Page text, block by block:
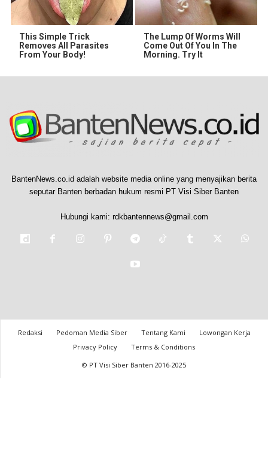
This Simple Trick
Removes All Parasites
From Your Body!
The Lump Of Worms Will
Come Out Of You In The
Morning. Try It
BantenNews.co.id adalah website media online yang menyajikan berita
seputar Banten berbadan hukum resmi PT Visi Siber Banten
Hubungi kami: rdkbantennews@gmail.com
Redaksi Pedoman Media Siber Tentang Kami
Lowongan Kerja
Privacy Policy
Terms & Conditions
© PT Visi Siber Banten 2016-2025